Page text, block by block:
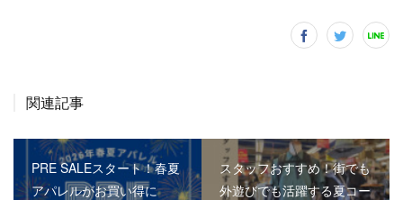
関連記事
PRE SALEスタート！春夏
アパレルがお買い得に
スタッフおすすめ！街でも
外遊びでも活躍する夏コー